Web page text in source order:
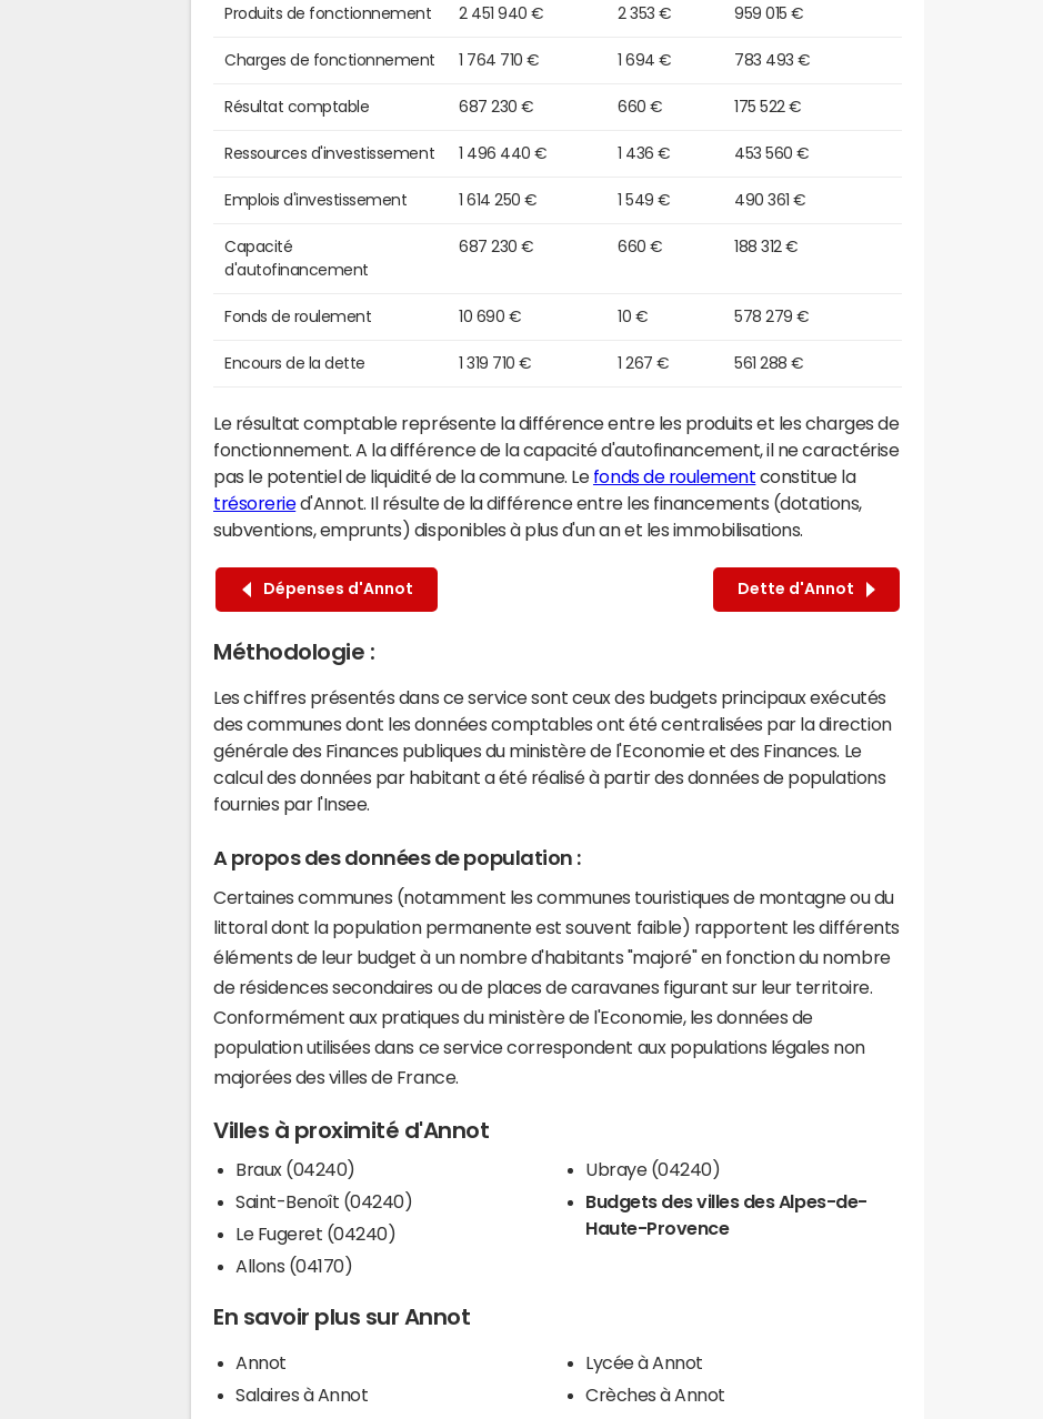
Produits de fonctionnement 2 451 940 € 2 353 € 959 015 €
Charges de fonctionnement 1 764 710 € 1 694 € 783 493 €
Résultat comptable 687 230 € 660 € 175 522 €
Ressources d'investissement 1 496 440 € 1 436 € 453 560 €
Emplois d'investissement 1 614 250 € 1 549 € 490 361 €
Capacité
d'autofinancement
687 230 € 660 € 188 312 €
Fonds de roulement 10 690 € 10 € 578 279 €
Encours de la dette 1 319 710 € 1 267 € 561 288 €
Le résultat comptable représente la différence entre les produits et les charges de
fonctionnement. A la différence de la capacité d'autofinancement, il ne caractérise
pas le potentiel de liquidité de la commune. Le fonds de roulement constitue la
trésoreried'Annot. Il résulte de la différence entre les financements (dotations,
subventions, emprunts) disponibles à plus d'un an et les immobilisations.
Dépenses d'Annot Dette d'Annot
Méthodologie :
Les chiffres présentés dans ce service sont ceux des budgets principaux exécutés
des communes dont les données comptables ont été centralisées par la direction
générale des Finances publiques du ministère de l'Economie et des Finances. Le
calcul des données par habitant a été réalisé à partir des données de populations
fournies par l'Insee.
A propos des données de population :
Certaines communes (notamment les communes touristiques de montagne ou du
littoral dont la population permanente est souvent faible) rapportent les différents
éléments de leur budget à un nombre d'habitants "majoré" en fonction du nombre
de résidences secondaires ou de places de caravanes figurant sur leur territoire.
Conformément aux pratiques du ministère de l'Economie, les données de
population utilisées dans ce service correspondent aux populations légales non
majorées des villes de France.
Villes à proximité d'Annot
Braux (04240)
Saint-Benoît (04240)
Le Fugeret (04240)
Allons (04170)
Ubraye (04240)
Budgets des villes des Alpes-de-
Haute-Provence
En savoir plus sur Annot
Annot
Salaires à Annot
Lycée à Annot
Crèches à Annot